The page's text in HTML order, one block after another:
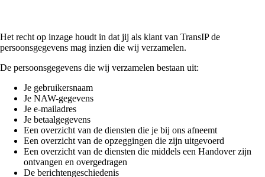
Het recht op inzage houdt in dat jij als klant van TransIP de
persoonsgegevens mag inzien die wij verzamelen.
De persoonsgegevens die wij verzamelen bestaan uit:
Je gebruikersnaam
Je NAW-gegevens
Je e-mailadres
Je betaalgegevens
Een overzicht van de diensten die je bij ons afneemt
Een overzicht van de opzeggingen die zijn uitgevoerd
Een overzicht van de diensten die middels een Handover zijn
ontvangen en overgedragen
De berichtengeschiedenis